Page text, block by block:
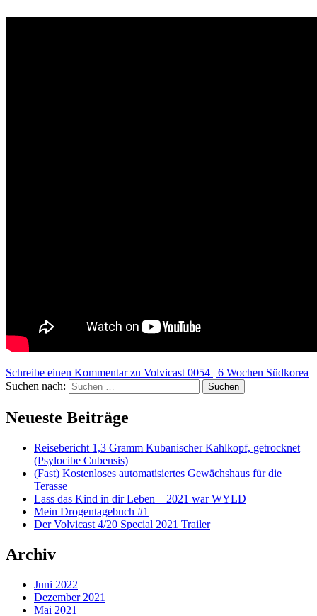
Schreibe einen Kommentarzu Volvicast 0054 | 6 Wochen Südkorea
Suchen nach:
Suchen
Neueste Beiträge
Reisebericht 1,3 Gramm Kubanischer Kahlkopf, getrocknet
(Psylocibe Cubensis)
(Fast) Kostenloses automatisiertes Gewächshaus für die
Terasse
Lass das Kind in dir Leben – 2021 war WYLD
Mein Drogentagebuch #1
Der Volvicast 4/20 Special 2021 Trailer
Archiv
Juni 2022
Dezember 2021
Mai 2021